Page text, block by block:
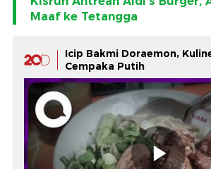
Maaf ke Tetangga
Icip Bakmi Doraemon,
Cempaka Putih